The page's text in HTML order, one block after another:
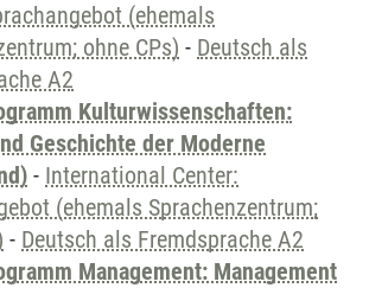
(ehemals
ohne CPs) - Deutsch als
A2
Kulturwissenschaften:
Geschichte der Moderne
- International Center:
(ehemals Sprachenzentrum;
- Deutsch als Fremdsprache A2
Management: Management